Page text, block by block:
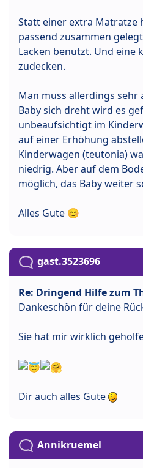
Statt einer extra Matratze
passend zusammen
Lacken benutzt. Und eine
zudecken.
Man muss allerdings sehr
Baby sich dreht wird es
unbeaufsichtigt im
auf einer Erhöhung
Kinderwagen (teutonia)
niedrig. Aber auf dem
möglich, das Baby weiter
Alles Gute 😊
gast.3523696
Re: Dringend Hilfe zum
Dankeschön für deine
Sie hat mir wirklich
Dir auch alles Gute
Annikruemel